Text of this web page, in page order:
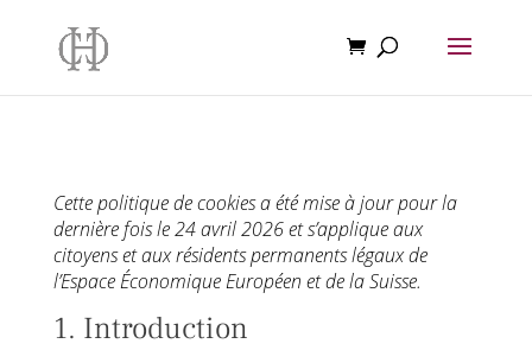
Cette politique de cookies a été mise à jour pour la
dernière fois le 24 avril 2026 et s’applique aux
citoyens et aux résidents permanents légaux de
l’Espace Économique Européen et de la Suisse.
1. Introduction